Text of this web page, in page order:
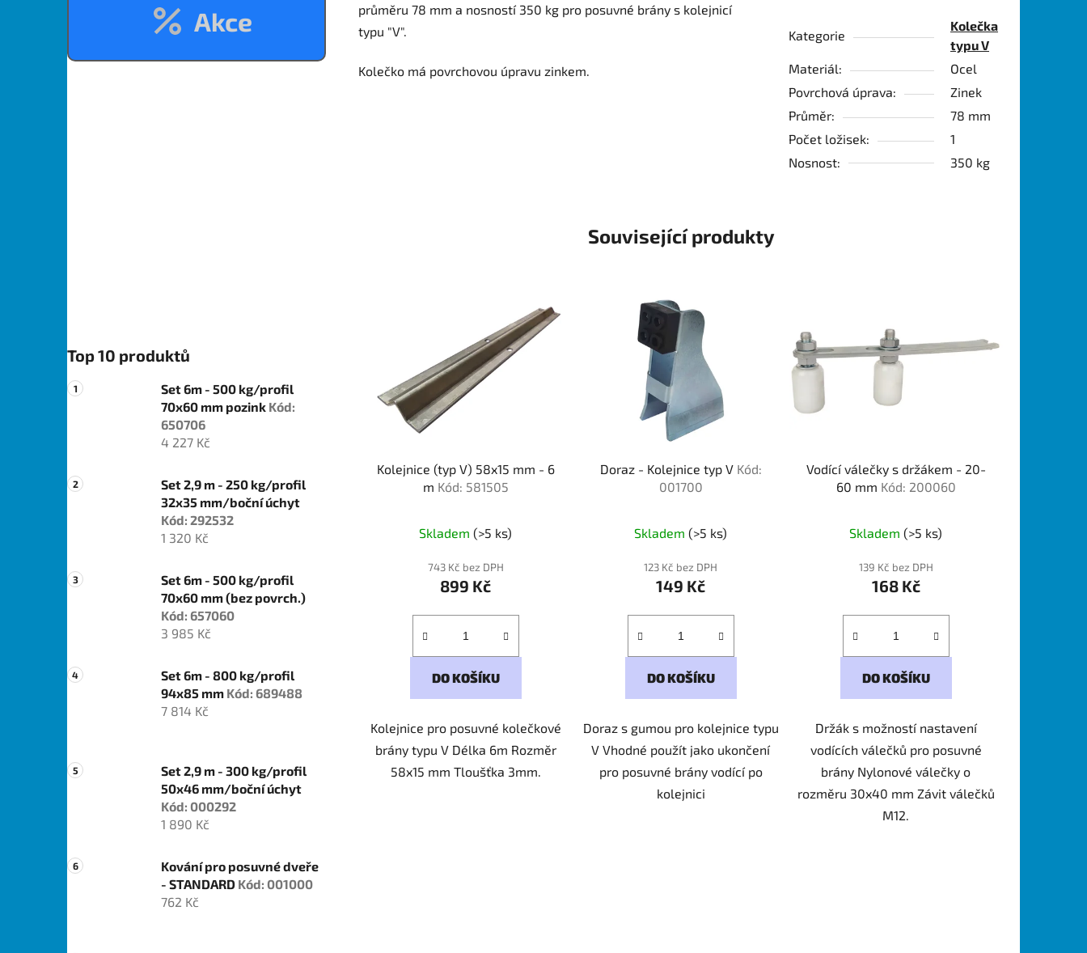
Akce
Top 10 produktů
Set 6m - 500 kg/profil
70x60 mm pozink Kód:
650706
4 227 Kč
Set 2,9 m - 250 kg/profil
32x35 mm/boční úchyt
Kód: 292532
1 320 Kč
Set 6m - 500 kg/profil
70x60 mm (bez povrch.)
Kód: 657060
3 985 Kč
Set 6m - 800 kg/profil
94x85 mm Kód: 689488
7 814 Kč
Set 2,9 m - 300 kg/profil
50x46 mm/boční úchyt
Kód: 000292
1 890 Kč
Kování pro posuvné dveře
- STANDARD Kód: 001000
762 Kč
průměru 78 mm a nosností 350 kg pro posuvné brány s kolejnicí
typu "V".
Kolečko má povrchovou úpravu zinkem.
Kategorie
Kolečka
typu V
Materiál:
Ocel
Povrchová úprava:
Zinek
Průměr:
78 mm
Počet ložisek:
1
Nosnost:
350 kg
Související produkty
Kolejnice (typ V) 58x15 mm - 6
m Kód: 581505
Skladem(>5 ks)
743 Kč bez DPH
899 Kč
DO KOŠÍKU
Kolejnice pro posuvné kolečkové
brány typu V Délka 6m Rozměr
58x15 mm Tloušťka 3mm.
Doraz - Kolejnice typ V Kód:
001700
Skladem(>5 ks)
123 Kč bez DPH
149 Kč
DO KOŠÍKU
Doraz s gumou pro kolejnice typu
V Vhodné použít jako ukončení
pro posuvné brány vodící po
kolejnici
Vodící válečky s držákem - 20-
60 mm Kód: 200060
Skladem(>5 ks)
139 Kč bez DPH
168 Kč
DO KOŠÍKU
Držák s možností nastavení
vodících válečků pro posuvné
brány Nylonové válečky o
rozměru 30x40 mm Závit válečků
M12.